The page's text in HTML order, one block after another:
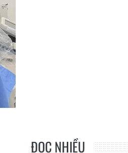
ĐỌC NHIỀU